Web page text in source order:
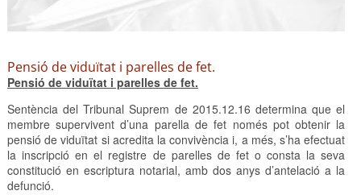
Pensió de viduïtat i parelles de fet.
Pensió de viduïtat i parelles de fet.
Sentència del Tribunal Suprem de 2015.12.16 determina que el
membre supervivent d’una parella de fet només pot obtenir la
pensió de viduïtat si acredita la convivència i, a més, s’ha efectuat
la inscripció en el registre de parelles de fet o consta la seva
constitució en escriptura notarial, amb dos anys d’antelació a la
defunció.